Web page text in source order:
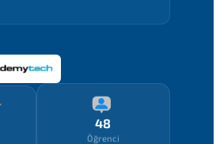
48
Öğrenci